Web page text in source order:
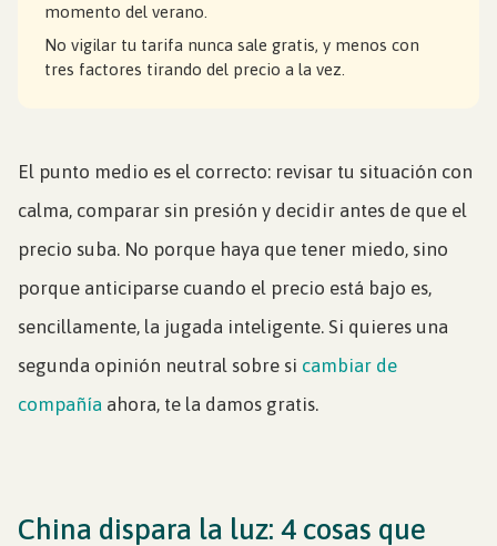
momento del verano.
No vigilar tu tarifa nunca sale gratis, y menos con
tres factores tirando del precio a la vez.
El punto medio es el correcto: revisar tu situación con
calma, comparar sin presión y decidir antes de que el
precio suba. No porque haya que tener miedo, sino
porque anticiparse cuando el precio está bajo es,
sencillamente, la jugada inteligente. Si quieres una
segunda opinión neutral sobre si cambiar de
compañía ahora, te la damos gratis.
China dispara la luz: 4 cosas que